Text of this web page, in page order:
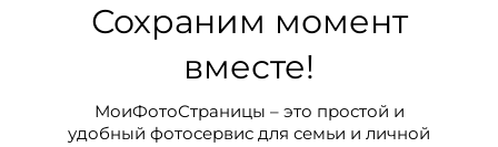
Сохраним момент
вместе!
МоиФотоСтраницы – это простой и
удобный фотосервис для семьи и личной